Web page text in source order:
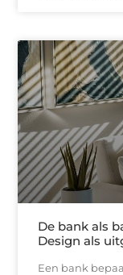
De bank als
Design als
Een bank